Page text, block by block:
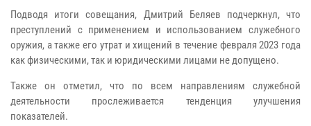
Подводя итоги совещания, Дмитрий Беляев подчеркнул, что
преступлений с применением и использованием служебного
оружия, а также его утрат и хищений в течение февраля 2023 года
как физическими, так и юридическими лицами не допущено.
Также он отметил, что по всем направлениям служебной
деятельности прослеживается тенденция улучшения
показателей.